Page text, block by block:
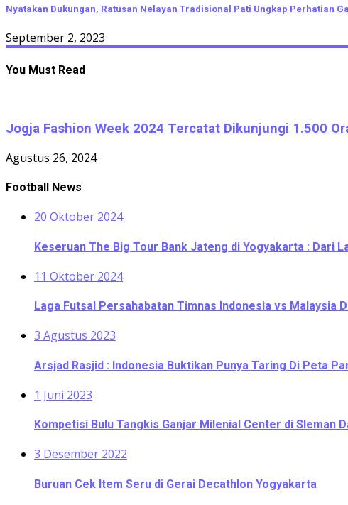
Nyatakan Dukungan, Ratusan Nelayan Tradisional Pati Ungkap Perhatian
September 2, 2023
You Must Read
Jogja Fashion Week 2024 Tercatat Dikunjungi 1.500
Agustus 26, 2024
Football News
20 Oktober 2024
Keseruan The Big Tour Bank Jateng di Yogyakarta : Dari
11 Oktober 2024
Laga Futsal Persahabatan Timnas Indonesia vs Malaysia
3 Agustus 2023
Arsjad Rasjid : Indonesia Buktikan Punya Taring Di Peta
1 Juni 2023
Kompetisi Bulu Tangkis Ganjar Milenial Center di Sleman
3 Desember 2022
Buruan Cek Item Seru di Gerai Decathlon Yogyakarta